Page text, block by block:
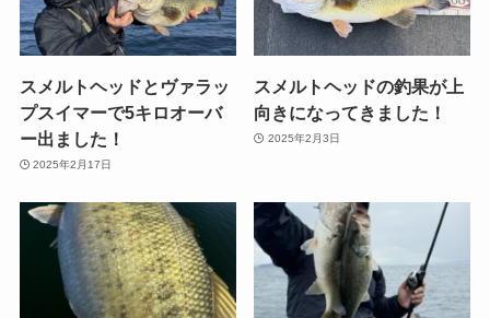
スメルトヘッドとヴァラッ
プスイマーで5キロオーバ
ー出ました！
2025年2月17日
スメルトヘッドの釣果が上
向きになってきました！
2025年2月3日